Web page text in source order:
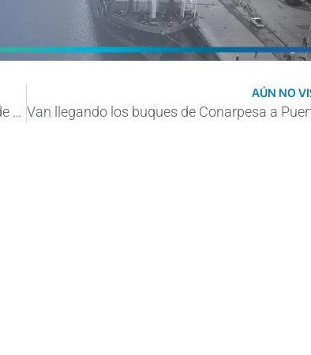
Visita del INIDEP a la Estación Hidrobiológica de Puerto Quequén
AÚN NO